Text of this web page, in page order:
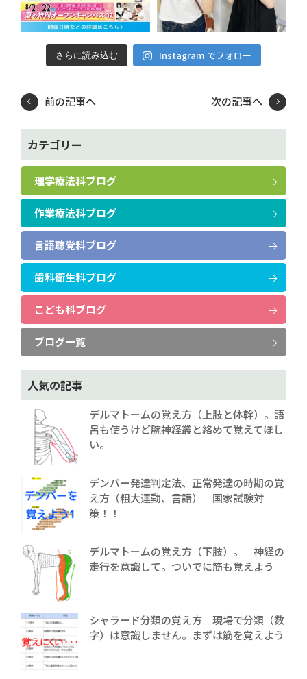
さらに読み込む Instagram でフォロー
前の記事へ 次の記事へ
カテゴリー
理学療法科ブログ
作業療法科ブログ
言語聴覚科ブログ
歯科衛生科ブログ
こども科ブログ
ブログ一覧
人気の記事
デルマトームの覚え方（上肢と体幹）。語
呂も使うけど腕神経叢と絡めて覚えてほし
い。
デンバー発達判定法、正常発達の時期の覚
え方（粗大運動、言語） 国家試験対
策！！
デルマトームの覚え方（下肢）。 神経の
走行を意識して。ついでに筋も覚えよう
シャラード分類の覚え方 現場で分類（数
字）は意識しません。まずは筋を覚えよう